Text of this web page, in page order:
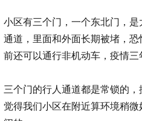
小区有三个门，一个东北门，
通道，里面和外面长期被堵，
前还可以通行非机动车，疫情三
三个门的行人通道都是常锁的
觉得我们小区在附近算环境稍